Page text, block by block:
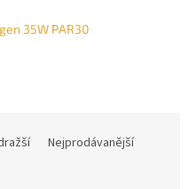
35W PAR30
Nejprodávanější